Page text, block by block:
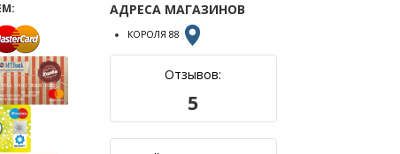
АДРЕСА МАГАЗИНОВ
КОРОЛЯ 88
Отзывов:
5